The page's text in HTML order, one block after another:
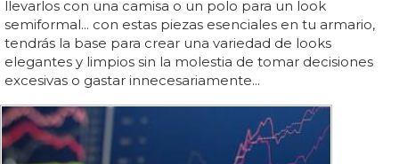
llevarlos con una camisa o un polo para un look
semiformal... con estas piezas esenciales en tu armario,
tendrás la base para crear una variedad de looks
elegantes y limpios sin la molestia de tomar decisiones
excesivas o gastar innecesariamente...